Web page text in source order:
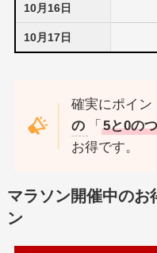
10月16日
10月17日
確実にポイン
の
「5と0の
お得です。
マラソン開催中のお
ン